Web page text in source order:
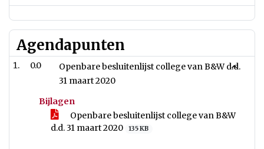
Agendapunten
0.0
Openbare besluitenlijst college van B&W d.d.
31 maart 2020
Bijlagen
Openbare besluitenlijst college van B&W
d.d. 31 maart 2020
135 KB